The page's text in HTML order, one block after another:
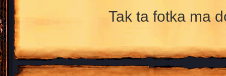
Tak ta fotka ma